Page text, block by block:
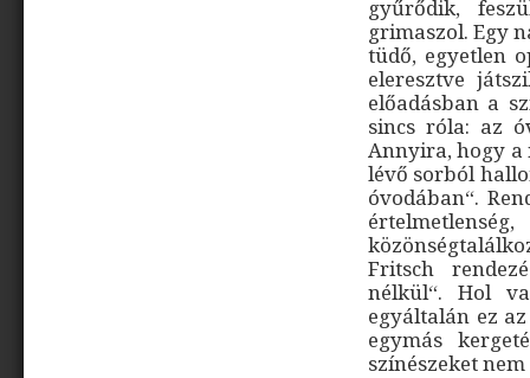
gyűrődik,
grimaszol. Egy
tüdő, egyetlen
eleresztve
előadásban a
sincs róla: az
Annyira, hogy a
lévő sorból
óvodában“.
Fritsch
nélkül“. Hol
egyáltalán ez
egymás
színészeket